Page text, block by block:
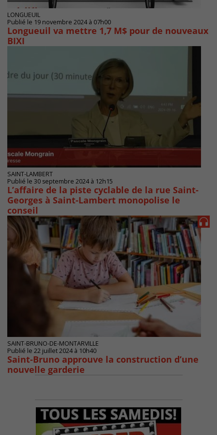
LONGUEUIL
Publié le 19 novembre 2024 à 07h00
Longueuil va mettre 1,7 M$ pour de nouveaux
BIXI
SAINT-LAMBERT
Publié le 30 septembre 2024 à 12h15
L’affaire de la piste cyclable de la rue Saint-
Georges à Saint-Lambert monopolise le
conseil
SAINT-BRUNO-DE-MONTARVILLE
Publié le 22 juillet 2024 à 10h40
Saint-Bruno approuve la construction d’une
nouvelle garderie